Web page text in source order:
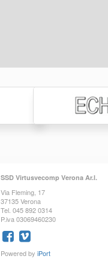
SSD Virtusvecomp Verona Ar.l.
Via Fleming, 17
37135 Verona
Tel. 045 892 0314
P.iva 03069460230
Powered by iPort